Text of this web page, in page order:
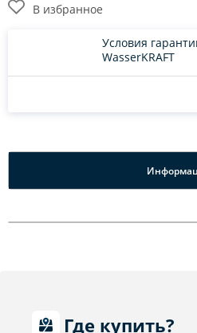
В избранное
Условия
WasserKRAFT
Где купить?